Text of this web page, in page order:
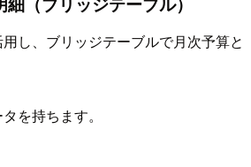
し、ブリッジテーブルで月次予算と
を持ちます。